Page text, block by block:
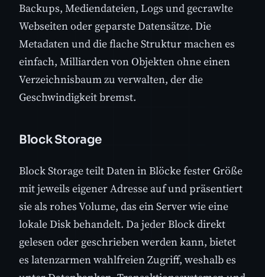
Backups, Mediendateien, Logs und gecrawlte
Webseiten oder geparste Datensätze. Die
Metadaten und die flache Struktur machen es
einfach, Milliarden von Objekten ohne einen
Verzeichnisbaum zu verwalten, der die
Geschwindigkeit bremst.
Block Storage
Block Storage teilt Daten in Blöcke fester Größe
mit jeweils eigener Adresse auf und präsentiert
sie als rohes Volume, das ein Server wie eine
lokale Disk behandelt. Da jeder Block direkt
gelesen oder geschrieben werden kann, bietet
es latenzarmen wahlfreien Zugriff, weshalb es